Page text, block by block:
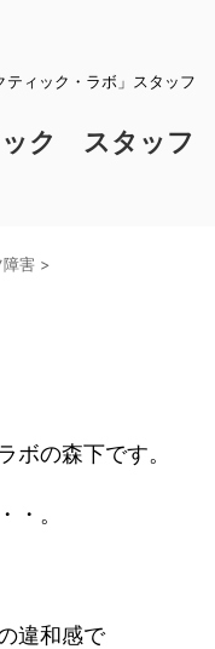
ィック・ラボ」スタッフ
ック スタッフ
障害 >
ボの森下です。
・。
違和感で